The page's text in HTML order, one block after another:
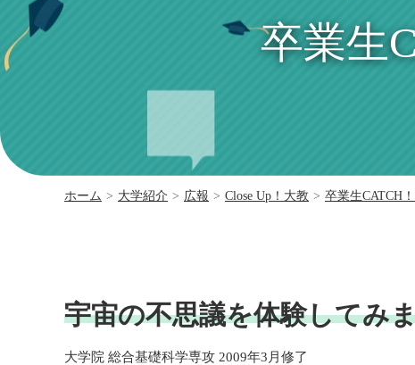
卒業生
ホーム > 大学紹介 > 広報 > Close Up！大教 > 卒業生CATCH！
宇宙の不思議を体験してみ
大学院 総合基礎科学専攻 2009年3月修了